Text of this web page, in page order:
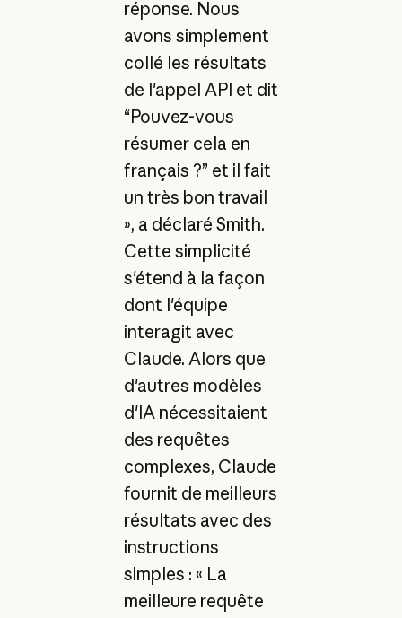
réponse. Nous
avons simplement
collé les résultats
de l'appel API et dit
“Pouvez-vous
résumer cela en
français ?” et il fait
un très bon travail
», a déclaré Smith.
Cette simplicité
s'étend à la façon
dont l'équipe
interagit avec
Claude. Alors que
d'autres modèles
d'IA nécessitaient
des requêtes
complexes, Claude
fournit de meilleurs
résultats avec des
instructions
simples : « La
meilleure requête